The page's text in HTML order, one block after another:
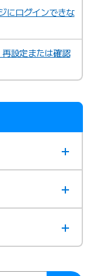
にログインできな
設定または確認